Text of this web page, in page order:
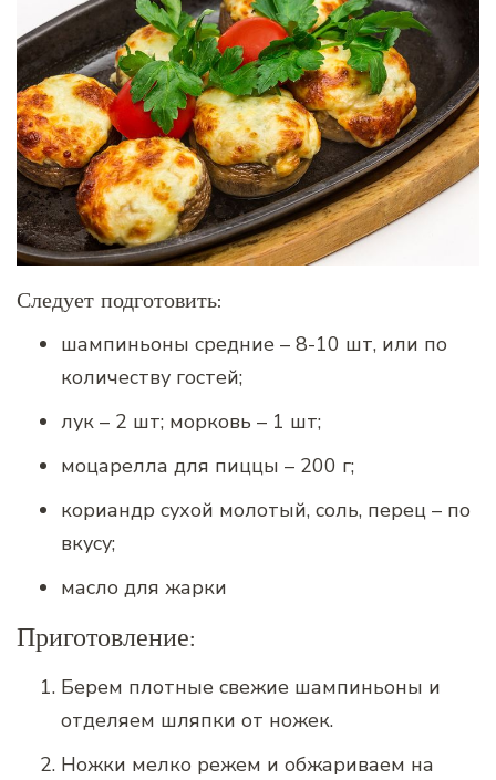
Следует подготовить:
шампиньоны средние – 8-10 шт, или по
количеству гостей;
лук – 2 шт; морковь – 1 шт;
моцарелла для пиццы – 200 г;
кориандр сухой молотый, соль, перец – по
вкусу;
масло для жарки
Приготовление:
Берем плотные свежие шампиньоны и
отделяем шляпки от ножек.
Ножки мелко режем и обжариваем на